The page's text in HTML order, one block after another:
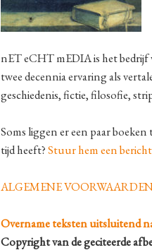
nET eCHT mEDIA is het bedrijf
twee decennia ervaring als
geschiedenis, fictie, filosofie,
Soms liggen er een paar
tijd heeft?Stuur hem een
ALGEMENE
Overname teksten uitsluitend
Copyright van de geciteerde